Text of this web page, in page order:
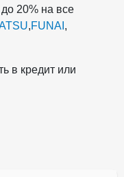
20% на все
,FUNAI ,
в кредит или